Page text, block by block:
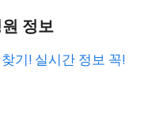
정보
기! 실시간 정보 꼭!